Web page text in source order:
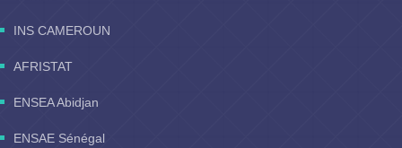
INS CAMEROUN
AFRISTAT
ENSEA Abidjan
ENSAE Sénégal